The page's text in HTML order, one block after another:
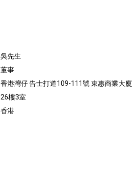
吳先生
董事
香港灣仔 告士打道109-111號 東惠商業大廈
26樓3室
香港